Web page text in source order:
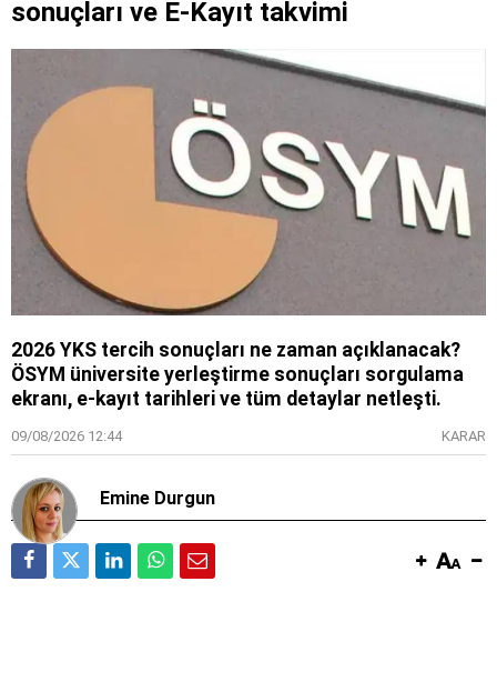
sonuçları ve E-Kayıt takvimi
2026 YKS tercih sonuçları ne zaman açıklanacak?
ÖSYM üniversite yerleştirme sonuçları sorgulama
ekranı, e-kayıt tarihleri ve tüm detaylar netleşti.
09/08/2026 12:44 KARAR
Emine Durgun